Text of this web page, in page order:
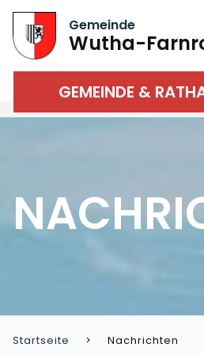
Gemeinde
Wutha-
GEMEINDE &
Startseite Nachrichten